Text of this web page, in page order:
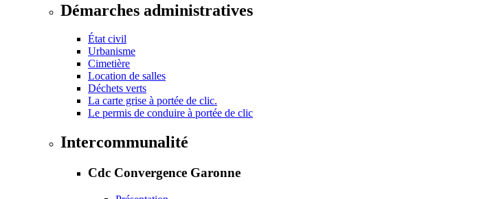
Démarches administratives
État civil
Urbanisme
Cimetière
Location de salles
Déchets verts
La carte grise à portée de clic.
Le permis de conduire à portée de clic
Intercommunalité
Cdc Convergence Garonne